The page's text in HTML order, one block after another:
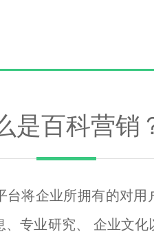
是百科营销
台将企业所拥有的对用
、专业研究、 企业文